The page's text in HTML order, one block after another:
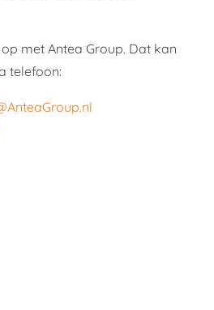
met Antea Group. Dat kan
telefoon: